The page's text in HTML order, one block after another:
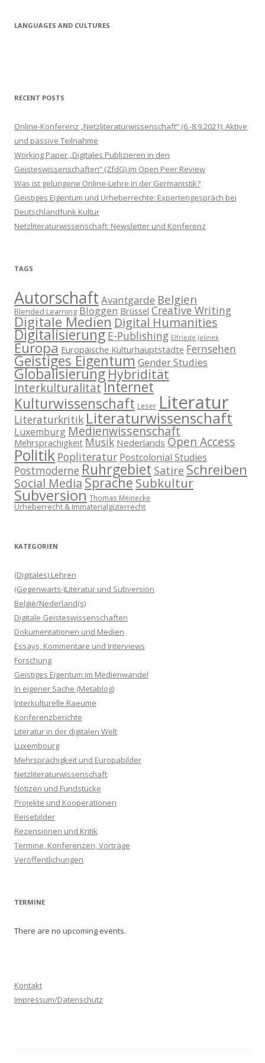
diLANGUAGES AND CULTURES
RECENT POSTS
Online-Konferenz „Netzliteraturwissenschaft“ (6.-8.9.2021): Aktive
und passive Teilnahme
Working Paper „Digitales Publizieren in den
Geisteswissenschaften“ (ZfdG) im Open Peer Review
Was ist gelungene Online-Lehre in der Germanistik?
Geistiges Eigentum und Urheberrechte: Expertengespräch bei
Deutschlandfunk Kultur
Netzliteraturwissenschaft: Newsletter und Konferenz
TAGS
Autorschaft Avantgarde Belgien
Blended Learning Bloggen Brüssel Creative Writing
Digitale Medien Digital Humanities
Digitalisierung E-Publishing Elfriede Jelinek
Europa Europäische Kulturhauptstädte Fernsehen
Geistiges Eigentum Gender Studies
GlobalisierungHybridität
InterkulturalitätInternet
Kulturwissenschaft Leser Literatur
LiteraturkritikLiteraturwissenschaft
Luxemburg Medienwissenschaft
Mehrsprachigkeit Musik Nederlands Open Access
Politik Popliteratur Postcolonial Studies
Postmoderne Ruhrgebiet Satire Schreiben
Social MediaSpracheSubkultur
Subversion Thomas Meinecke
Urheberrecht & Immaterialgüterrecht
KATEGORIEN
(Digitales) Lehren
(Gegenwarts-)Literatur und Subversion
België/Nederland(s)
Digitale Geisteswissenschaften
Dokumentationen und Medien
Essays, Kommentare und Interviews
Forschung
Geistiges Eigentum im Medienwandel
In eigener Sache (Metablog)
Interkulturelle Raeume
Konferenzberichte
Literatur in der digitalen Welt
Luxembourg
Mehrsprachigkeit und Europabilder
Netzliteraturwissenschaft
Notizen und Fundstücke
Projekte und Kooperationen
Reisebilder
Rezensionen und Kritik
Termine, Konferenzen, Vorträge
Veröffentlichungen
TERMINE
There are no upcoming events.
Kontakt
Impressum/Datenschutz